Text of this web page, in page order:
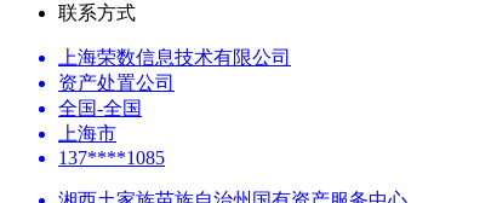
联系方式
上海荣数信息技术有限公司
资产处置公司
全国-全国
上海市
137****1085